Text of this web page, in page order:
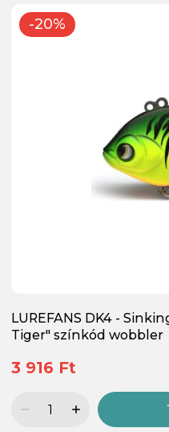
-20%
LUREFANS DK4 -
Tiger" színkód wobbler
3 916 Ft